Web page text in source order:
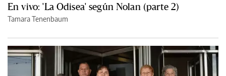
En vivo: 'La Odisea' según Nolan (parte 2)
Tamara Tenenbaum